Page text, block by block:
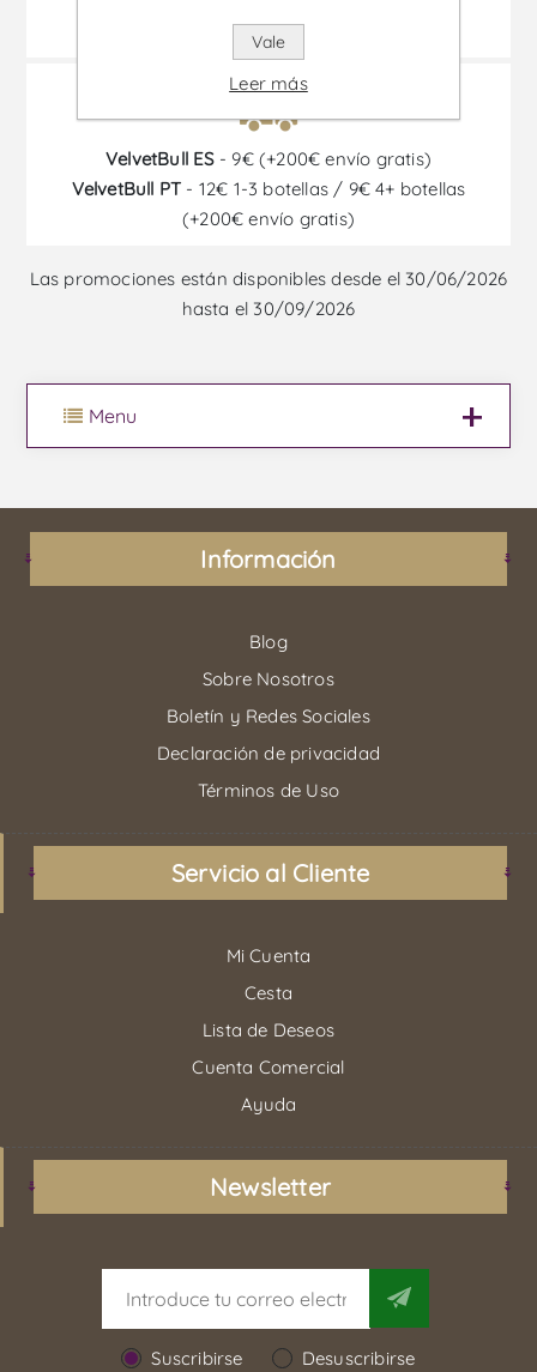
y cajas especiales de transporte
VelvetBull ES- 9€ (+200€ envío gratis)
VelvetBull PT - 12€ 1-3 botellas / 9€ 4+ botellas
(+200€ envío gratis)
Las promociones están disponibles desde el 30/06/2026
hasta el 30/09/2026
Menu
Información
Blog
Sobre Nosotros
Boletín y Redes Sociales
Declaración de privacidad
Términos de Uso
Servicio al Cliente
Mi Cuenta
Cesta
Lista de Deseos
Cuenta Comercial
Ayuda
Newsletter
Suscribirse Desuscribirse
Vale
Leer más